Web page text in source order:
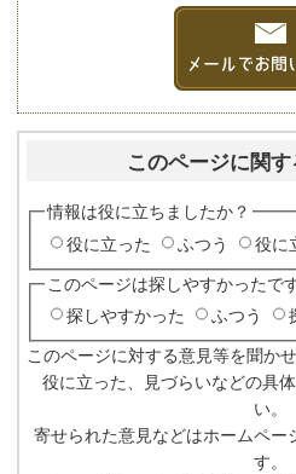
このページに関
情報は役に立ちましたか？
役に立った
ふつう 役に
このページは探しやすかったで
探しやすかった
ふつう
このページに対する意見等を聞かせ
役に立った、見づらいなどの具
い。
寄せられた意見などはホームペー
す。